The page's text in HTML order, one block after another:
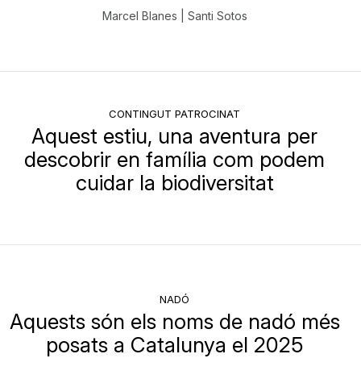
Marcel Blanes | Santi Sotos
CONTINGUT PATROCINAT
Aquest estiu, una aventura per
descobrir en família com podem
cuidar la biodiversitat
NADÓ
Aquests són els noms de nadó més
posats a Catalunya el 2025